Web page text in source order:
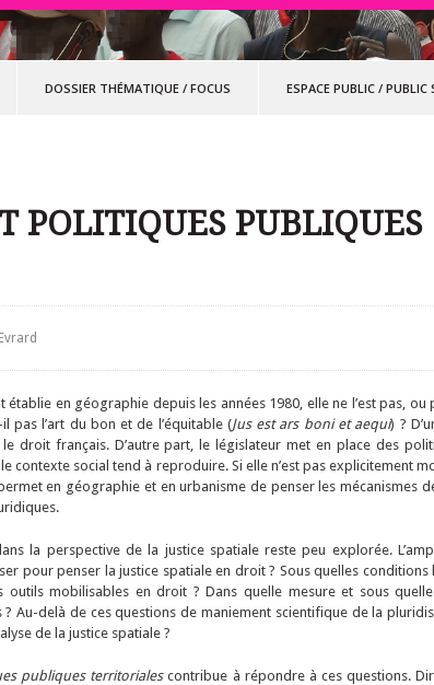
DOSSIER THÉMATIQUE / FOCUS ESPACE PUBLIC / PUBLIC
POLITIQUES PUBLIQUES
en géographie depuis les années 1980, elle ne l’est pas,
pas l’art du bon et de l’équitable (Jus est ars boni et aequi) ?
droit français. D’autre part, le législateur met en place des
contexte social tend à reproduire. Si elle n’est pas
en géographie et en urbanisme de penser les mécanismes
la perspective de la justice spatiale reste peu explorée.
pour penser la justice spatiale en droit ? Sous quelles
outils mobilisables en droit ? Dans quelle mesure et sous
Au-delà de ces questions de maniement scientifique de la
de la justice spatiale ?
publiques territorialescontribue à répondre à ces questions.